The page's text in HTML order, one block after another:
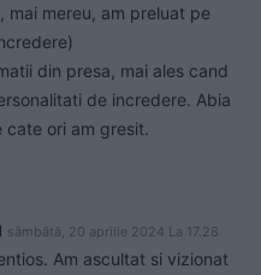
mai mereu, am preluat pe
din presa, mai ales cand
de incredere. Abia
cate ori am gresit.
sâmbătă, 20 aprilie 2024 La 17.28
Am ascultat si vizionat